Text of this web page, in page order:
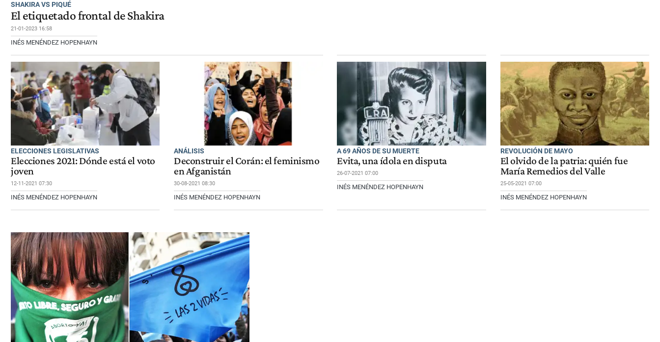
SHAKIRA VS PIQUÉ
El etiquetado frontal de Shakira
21-01-2023 16:58
INÉS MENÉNDEZ HOPENHAYN
ELECCIONES LEGISLATIVAS
Elecciones 2021: Dónde está el voto
joven
12-11-2021 07:30
INÉS MENÉNDEZ HOPENHAYN
ANÁLISIS
Deconstruir el Corán: el feminismo
en Afganistán
30-08-2021 08:30
INÉS MENÉNDEZ HOPENHAYN
A 69 AÑOS DE SU MUERTE
Evita, una ídola en disputa
26-07-2021 07:00
INÉS MENÉNDEZ HOPENHAYN
REVOLUCIÓN DE MAYO
El olvido de la patria: quién fue
María Remedios del Valle
25-05-2021 07:00
INÉS MENÉNDEZ HOPENHAYN